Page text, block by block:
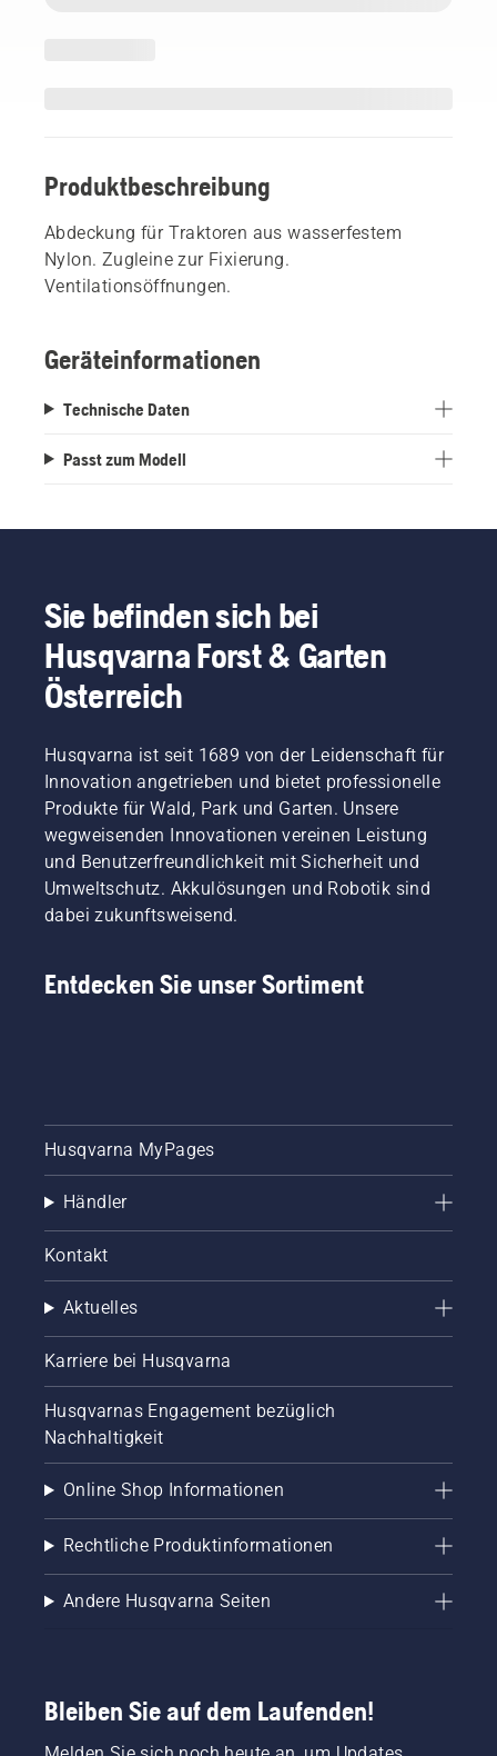
Produktbeschreibung
Abdeckung für Traktoren aus wasserfestem
Nylon. Zugleine zur Fixierung.
Ventilationsöffnungen.
Geräteinformationen
Technische Daten
Passt zum Modell
Sie befinden sich bei
Husqvarna Forst & Garten
Österreich
Husqvarna ist seit 1689 von der Leidenschaft für
Innovation angetrieben und bietet professionelle
Produkte für Wald, Park und Garten. Unsere
wegweisenden Innovationen vereinen Leistung
und Benutzerfreundlichkeit mit Sicherheit und
Umweltschutz. Akkulösungen und Robotik sind
dabei zukunftsweisend.
Entdecken Sie unser Sortiment
Husqvarna MyPages
Händler
Kontakt
Aktuelles
Karriere bei Husqvarna
Husqvarnas Engagement bezüglich
Nachhaltigkeit
Online Shop Informationen
Rechtliche Produktinformationen
Andere Husqvarna Seiten
Bleiben Sie auf dem Laufenden!